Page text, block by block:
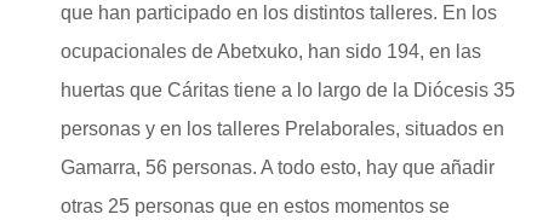
que han participado en los distintos talleres. En los
ocupacionales de Abetxuko, han sido 194, en las
huertas que Cáritas tiene a lo largo de la Diócesis 35
personas y en los talleres Prelaborales, situados en
Gamarra, 56 personas. A todo esto, hay que añadir
otras 25 personas que en estos momentos se